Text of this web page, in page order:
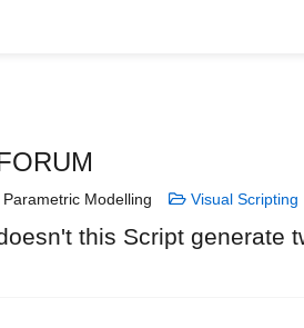
Parametric Modelling Visual Scripting
this Script generate